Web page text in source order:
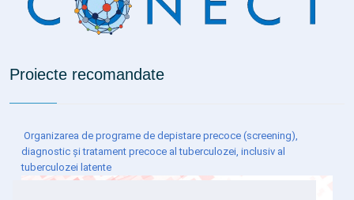
Proiecte recomandate
Organizarea de programe de depistare precoce (screening),
diagnostic și tratament precoce al tuberculozei, inclusiv al
tuberculozei latente